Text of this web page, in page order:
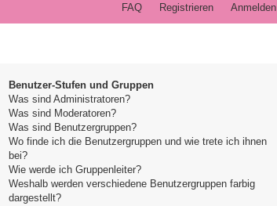
FAQ Registrieren Anmelden
Benutzer-Stufen und Gruppen
Was sind Administratoren?
Was sind Moderatoren?
Was sind Benutzergruppen?
Wo finde ich die Benutzergruppen und wie trete ich ihnen
bei?
Wie werde ich Gruppenleiter?
Weshalb werden verschiedene Benutzergruppen farbig
dargestellt?